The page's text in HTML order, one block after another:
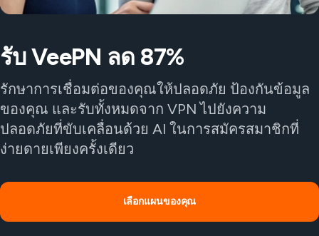
รับ VeePN ลด 87%
รักษาการเชื่อมต่อของคุณให้ปลอดภัย ป้องกันข้อมูล
ของคุณ และรับทั้งหมดจาก VPN ไปยังความ
ปลอดภัยที่ขับเคลื่อนด้วย AI ในการสมัครสมาชิกที่
ง่ายดายเพียงครั้งเดียว
เลือกแผนของคุณ